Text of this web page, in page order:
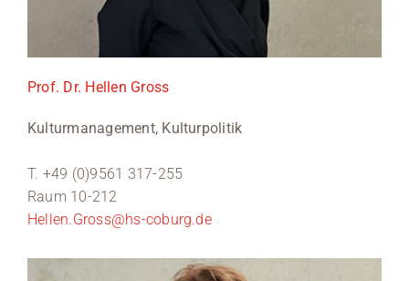
Prof. Dr. Hellen Gross
Kulturmanagement, Kulturpolitik
T. +49 (0)9561 317-255
Raum 10-212
Hellen.Gross@hs-coburg.de